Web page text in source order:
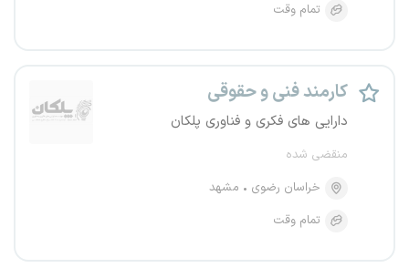
تمام وقت
کارمند فنی و حقوقی
دارایی های فکری و فناوری پلکان
منقضی شده
خراسان رضوی
مشهد
تمام وقت